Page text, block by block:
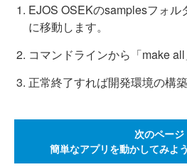
EJOS OSEKのsamplesフォル
に移動します。
コマンドラインから「make all
正常終了すれば開発環境の構築
次のページ
簡単なアプリを動かしてみよ